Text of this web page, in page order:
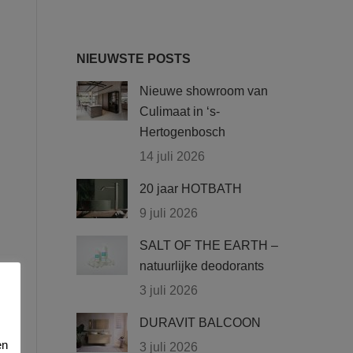
NIEUWSTE POSTS
Nieuwe showroom van
Culimaat in ‘s-
Hertogenbosch
14 juli 2026
20 jaar HOTBATH
9 juli 2026
SALT OF THE EARTH –
natuurlijke deodorants
3 juli 2026
DURAVIT BALCOON
3 juli 2026